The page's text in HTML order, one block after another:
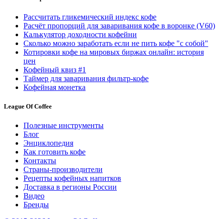
Рассчитать гликемический индекс кофе
Расчёт пропорций для заваривания кофе в воронке (V60)
Калькулятор доходности кофейни
Сколько можно заработать если не пить кофе "с собой"
Котировки кофе на мировых биржах онлайн: история
цен
Кофейный квиз #1
Таймер для заваривания фильтр-кофе
Кофейная монетка
League Of Coffee
Полезные инструменты
Блог
Энциклопедия
Как готовить кофе
Контакты
Страны-производители
Рецепты кофейных напитков
Доставка в регионы России
Видео
Бренды